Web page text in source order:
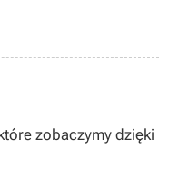
zobaczymy dzięki